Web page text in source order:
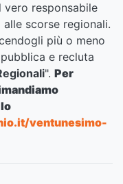
vero responsabile
scorse regionali.
più o meno
e recluta
". Per
ventunesimo-